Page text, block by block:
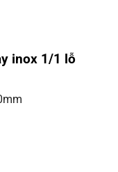
inox 1/1 lỗ